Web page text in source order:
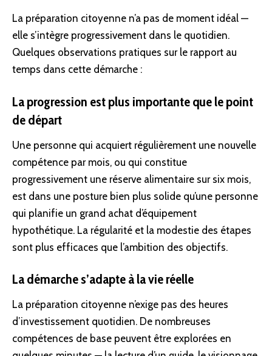
La préparation citoyenne n’a pas de moment idéal —
elle s’intègre progressivement dans le quotidien.
Quelques observations pratiques sur le rapport au
temps dans cette démarche :
La progression est plus importante que le point
de départ
Une personne qui acquiert régulièrement une nouvelle
compétence par mois, ou qui constitue
progressivement une réserve alimentaire sur six mois,
est dans une posture bien plus solide qu’une personne
qui planifie un grand achat d’équipement
hypothétique. La régularité et la modestie des étapes
sont plus efficaces que l’ambition des objectifs.
La démarche s’adapte à la vie réelle
La préparation citoyenne n’exige pas des heures
d’investissement quotidien. De nombreuses
compétences de base peuvent être explorées en